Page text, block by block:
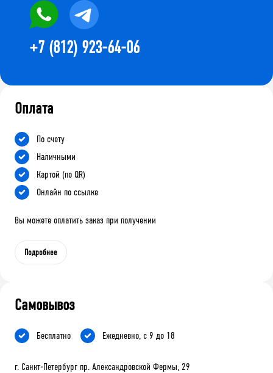
+7 (812) 923-64-06
Оплата
По счету
Наличными
Картой (по QR)
Онлайн по ссылке
Вы можете оплатить заказ при получении
Подробнее
Самовывоз
Бесплатно Ежедневно, с 9 до 18
г. Санкт-Петербург пр. Александровской Фермы, 29